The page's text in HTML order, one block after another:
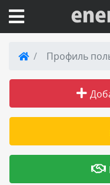
Вход на сайт
Поиск по сайту
Публикации
Справка
Профиль